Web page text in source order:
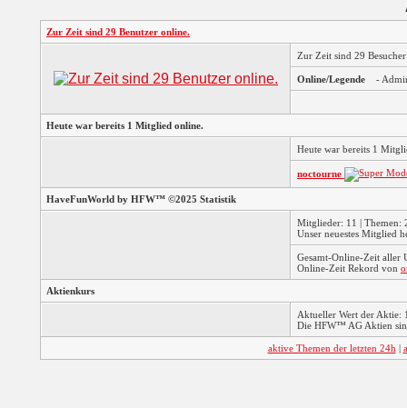
Zur Zeit sind 29 Benutzer online.
Zur Zeit sind 29
Online/Legende -
Heute war bereits 1 Mitglied online.
Heute war bereits 1
noctourne
HaveFunWorld by HFW™ ©2025 Statistik
Mitglieder: 11 | Themen:
Unser neuestes Mitglied
Gesamt-Online-Zeit aller
Online-Zeit Rekord von
Aktienkurs
Aktueller Wert der Aktie:
Die HFW™ AG Aktien
aktive Themen der letzten 24h |